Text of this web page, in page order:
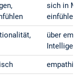
sich in
über